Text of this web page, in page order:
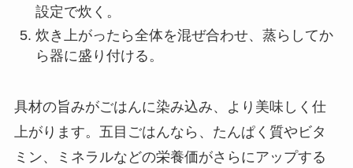
設定で炊く。
炊き上がったら全体を混ぜ合わせ、蒸らしてか
ら器に盛り付ける。
具材の旨みがごはんに染み込み、より美味しく仕
上がります。五目ごはんなら、たんぱく質やビタ
ミン、ミネラルなどの栄養価がさらにアップする